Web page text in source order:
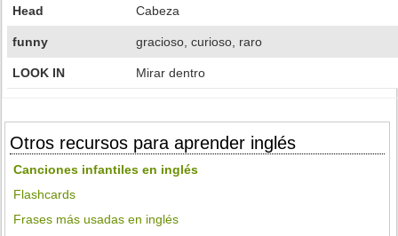
Head Cabeza
funny gracioso, curioso, raro
LOOK IN Mirar dentro
Otros recursos para aprender inglés
Canciones infantiles en inglés
Flashcards
Frases más usadas en inglés